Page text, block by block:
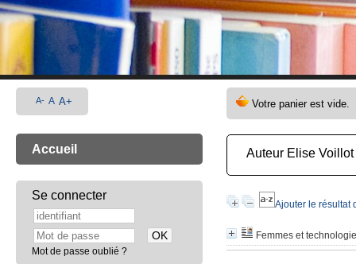
Auteur Elise Voillot
Ajouter le résultat
Femmes et
A- A A+
Accueil
Se connecter
Mot de passe oublié ?